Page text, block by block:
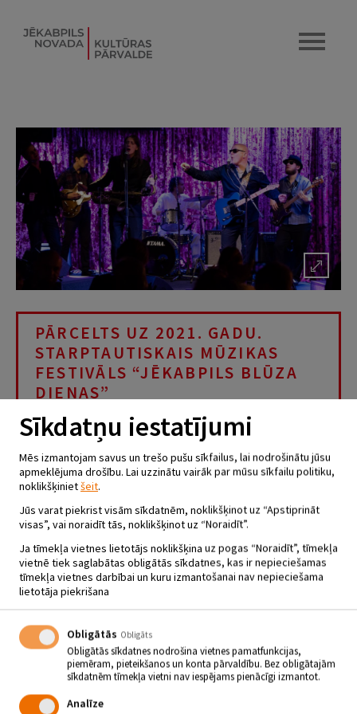
PĀRCELTS UZ 2021. GADU.
STARPTAUTISKAIS MŪZIKAS
FESTIVĀLS “JĒKABPILS BLŪZA
DIENAS”
14.08 - 15.08
Krustpils Brīvdabas estrāde
“Jēkabpils Blūza dienas”, kas bija plānotas 2020. gada
augustā ir pārceltas uz 2021. gada augustu.
Pasākuma organizatori ir pašmāju blūza grupa “Latvian Blues Band’’,
arī sadarbojusies ar daudziem starptautiski atzītiem māksliniekiem.
Šogad grupa svin savu 20 gadu jubileju. Festivālā uzstāsies dažādas
Eiropas un Latvijas blūza grupas, izskanēs pasaules labākās blūza
dziesmas, kā arī oriģinālkompozīcijas. Blūza ietekme mūsdienās
klausītāju. Aicinām divus skaistus augusta vakarus izbaudīt blūza
mūzikas pavadījumā.
Pasākums notiks gleznainā vietā pie Daugavas – Krustpils saliņā. Šī ir
populāra pasākumu norises vieta Jēkabpilī, tā ir kļuvusi par iecienītu
pilsētnieku un pilsētas viesu atpūtas vietu. Te paveras brīnišķīgs
skats uz Daugavas ieskauto pilsētas panorāmu un ikviens var
Sīkdatņu iestatījumi
Mēs izmantojam savus un trešo pušu sīkfailus, lai nodrošinātu jūsu
apmeklējuma drošību. Lai uzzinātu vairāk par mūsu sīkfailu politiku,
noklikšķinietšeit.
Jūs varat piekrist visām sīkdatnēm, noklikšķinot uz “Apstiprināt
visas”, vai noraidīt tās, noklikšķinot uz “Noraidīt”.
Ja tīmekļa vietnes lietotājs noklikšķina uz pogas “Noraidīt”, tīmekļa
vietnē tiek saglabātas obligātās sīkdatnes, kas ir nepieciešamas
tīmekļa vietnes darbībai un kuru izmantošanai nav nepieciešama
lietotāja piekrišana
Obligātās Obligāts
Obligātās sīkdatnes nodrošina vietnes pamatfunkcijas,
piemēram, pieteikšanos un konta pārvaldību. Bez obligātajām
sīkdatnēm tīmekļa vietni nav iespējams pienācīgi izmantot.
Analīze